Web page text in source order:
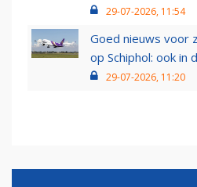
29-07-2026, 11:54
Goed nieuws voor
op Schiphol: ook in
29-07-2026, 11:20